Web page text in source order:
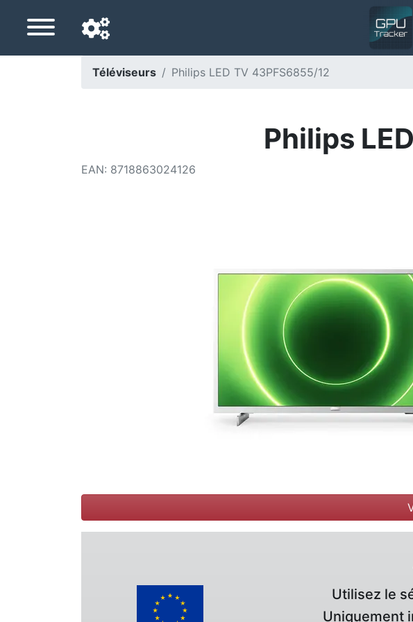
Téléviseurs Philips LED TV 43PFS6855/12
Philips
EAN: 8718863024126
Utilisez le
Uniquement